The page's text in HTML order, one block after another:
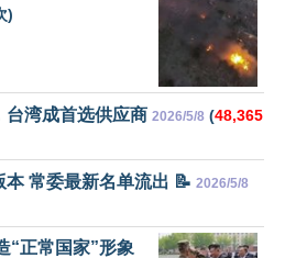
)
台湾成首选供应商 2026/5/8 (48,365
常委最新名单流出 📝 2026/5/8
“正常国家”形象